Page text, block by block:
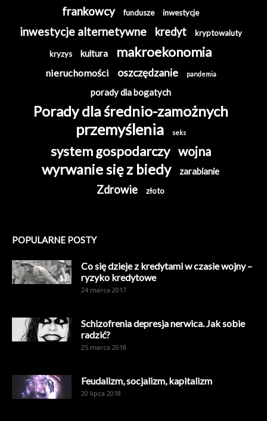
frankowcy fundusze inwestycje
inwestycje alternetywne kredyt kryptowaluty
kryzys kultura makroekonomia
nieruchomości oszczędzanie pandemia
porady dla bogatych
Porady dla średnio-zamożnych
przemyślenia seks
system gospodarczy wojna
wyrwanie się z biedy zarabianie
Zdrowie złoto
POPULARNE POSTY
Co się dzieje z kredytami w czasie wojny –
ryzyko kredytowe
24 marca 2017
Schizofrenia depresja nerwica. Jak sobie
radzić?
25 marca 2018
Feudalizm, socjalizm, kapitalizm
20 lipca 2018